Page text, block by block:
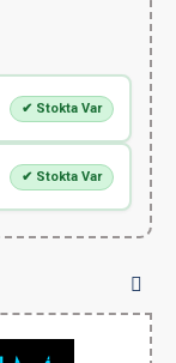
✔ Stokta Var
✔ Stokta Var